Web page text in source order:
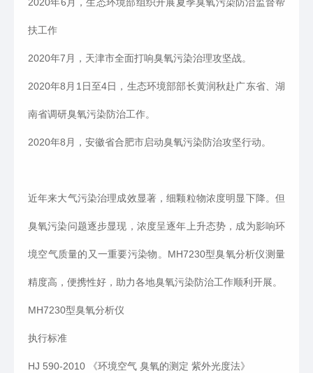
扶工作
2020年7月，天津市全面打响臭氧污染治理攻坚战。
2020年8月1日至4日，生态环境部部长黄润秋赴广东省、湖
南省调研臭氧污染防治工作。
2020年8月，安徽省合肥市启动臭氧污染防治攻坚行动。
近年来大气污染治理成效显著，细颗粒物浓度明显下降。但
臭氧污染问题逐步显现，浓度呈逐年上升态势，成为影响环
境空气质量的又一重要污染物。MH7230型臭氧分析仪测量
精度高，便携性好，助力各地臭氧污染防治工作顺利开展。
MH7230型臭氧分析仪
执行标准
HJ 590-2010 《环境空气 臭氧的测定 紫外光度法》